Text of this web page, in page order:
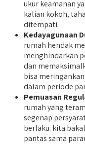
ukur keamanan
kalian kokoh,
ditempati.
Kedayagunaan
rumah hendak
menghindarkan
dan
bisa
dalam periode
Pemuasan
rumah yang
segenap
berlaku. kita
pantas sama